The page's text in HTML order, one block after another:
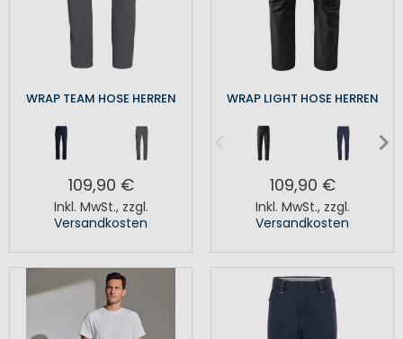
WRAP TEAM HOSE HERREN
109,90 €
Inkl. MwSt., zzgl.
Versandkosten
WRAP LIGHT HOSE HERREN
109,90 €
Inkl. MwSt., zzgl.
Versandkosten